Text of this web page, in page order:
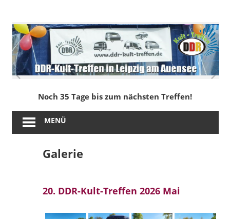
springen
DDR-
Kult-
Treffen
in
Leipzig
am
Noch 35 Tage bis zum nächsten Treffen!
MENÜ
Galerie
20. DDR-Kult-Treffen 2026 Mai